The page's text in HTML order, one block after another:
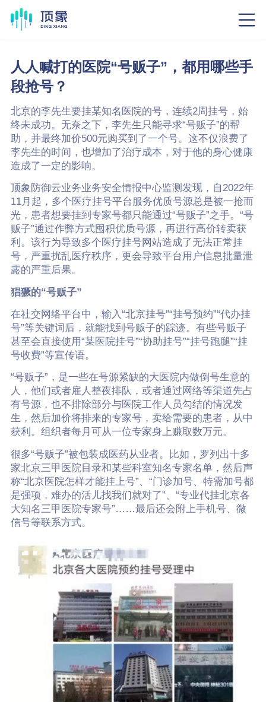
人人喊打的医院“号贩子”，都用哪些手
段抢号？
北京的李先生要挂某知名医院的号，连续2周挂号，始
终未成功。无奈之下，李先生只能寻求“号贩子”的帮
助，并最终加价500元购买到了一个号。这不仅浪费了
李先生的时间，也增加了治疗成本，对于他的身心健康
造成了一定的影响。
顶象防御云业务业务安全情报中心监测发现，自2022年
11月起，多个医疗挂号平台服务优质号源总是被一抢而
光，患者想要挂到专家号都只能通过“号贩子”之手。“号
贩子”通过作弊方式囤积优质号源，再进行高价转卖获
利。该行为导致多个医疗挂号网站造成了无法正常挂
号，严重扰乱医疗秩序，更会导致平台用户信息批量泄
露的严重后果。
猖獗的“号贩子”
在社交网络平台中，输入“北京挂号”“挂号预约”“代办挂
号”等关键词后，就能找到号贩子的踪迹。有些号贩子
甚至会直接使用“某医院挂号”“协助挂号”“挂号跑腿”“挂
号收费”等宣传语。
“号贩子”，是一些在号源紧缺的大医院内做倒号生意的
人，他们或者雇人整夜排队，或者通过网络等渠道先占
有号源，也不排除部分与医院工作人员勾结的情况发
生，然后加价将排来的专家号，卖给需要的患者，从中
获利。组织者每月可从一位专家身上赚取数万元。
很多“号贩子”被包装成医药从业者。比如，罗列出十多
家北京三甲医院目录和某些科室知名专家名单，然后声
称“北京医院怎样才能挂上号”、“门诊加号、特需加号都
是强项，难办的活儿找我们就对了”、“专业代挂北京各
大知名三甲医院专家号”……最后还会附上手机号、微
信号等联系方式。